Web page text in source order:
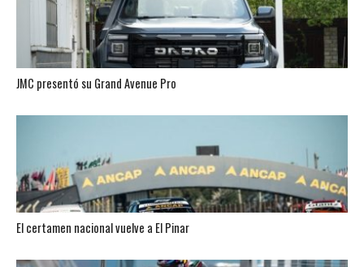
JMC presentó su Grand Avenue Pro
El certamen nacional vuelve a El Pinar